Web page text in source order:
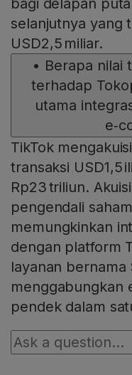
bagi delapan
selanjutnya yang
USD2,5 miliar.
• Berapa nilai
terhadap
utama
TikTok
transaksi USD1,5
Rp23 triliun.
pengendali
memungkinkan
dengan platform
layanan
menggabungkan
pendek dalam